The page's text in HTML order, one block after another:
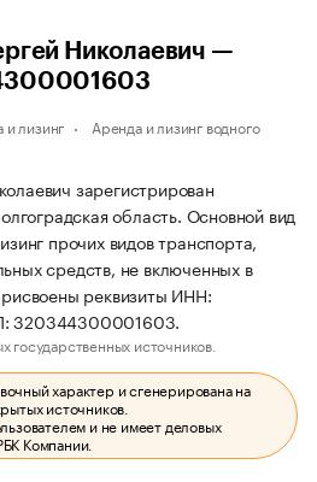
Николаевич —
и лизинг
Аренда и лизинг водного
зарегистрирован
область. Основной вид
прочих видов транспорта,
средств, не включенных в
реквизиты ИНН:
320344300001603.
государственных источников.
характер и сгенерирована на
источников.
и не имеет деловых
Компании.